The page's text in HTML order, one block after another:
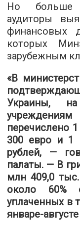
Но больше
аудиторы
финансовых
которых
зарубежным
«В
Украины,
перечислено
300 евро и 1
рублей, —
палаты. — В
млн 409,0
около 60%
уплаченных в
январе-